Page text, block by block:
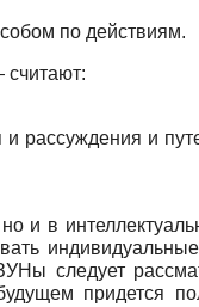
по действиям.
считают:
рассуждения и
и в
следует
придется